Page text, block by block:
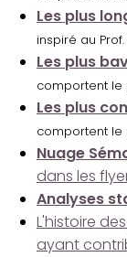
Les plus
inspiré au
Les plus
comportent le
Les plus
comportent le
Nuage
dans les
Analyses
L'histoire des
ayant